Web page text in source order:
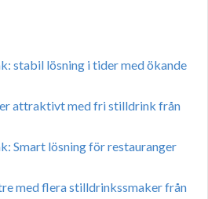
stabil lösning i tider med ökande
attraktivt med fri stilldrink från
Smart lösning för restauranger
med flera stilldrinkssmaker från